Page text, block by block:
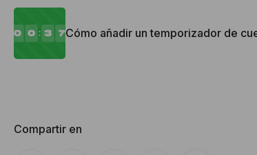
Cómo añadir un temporizador de
Compartir en